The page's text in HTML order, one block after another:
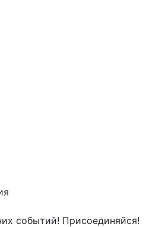
событий! Присоединяйся!